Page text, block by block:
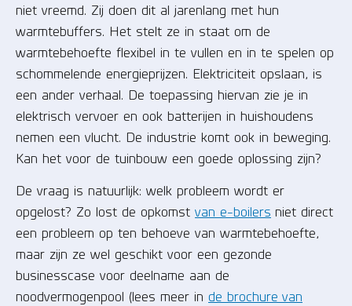
niet vreemd. Zij doen dit al jarenlang met hun
warmtebuffers. Het stelt ze in staat om de
warmtebehoefte flexibel in te vullen en in te spelen op
schommelende energieprijzen. Elektriciteit opslaan, is
een ander verhaal. De toepassing hiervan zie je in
elektrisch vervoer en ook batterijen in huishoudens
nemen een vlucht. De industrie komt ook in beweging.
Kan het voor de tuinbouw een goede oplossing zijn?
De vraag is natuurlijk: welk probleem wordt er
opgelost? Zo lost de opkomst van e-boilers niet direct
een probleem op ten behoeve van warmtebehoefte,
maar zijn ze wel geschikt voor een gezonde
businesscase voor deelname aan de
noodvermogenpool (lees meer in de brochure van